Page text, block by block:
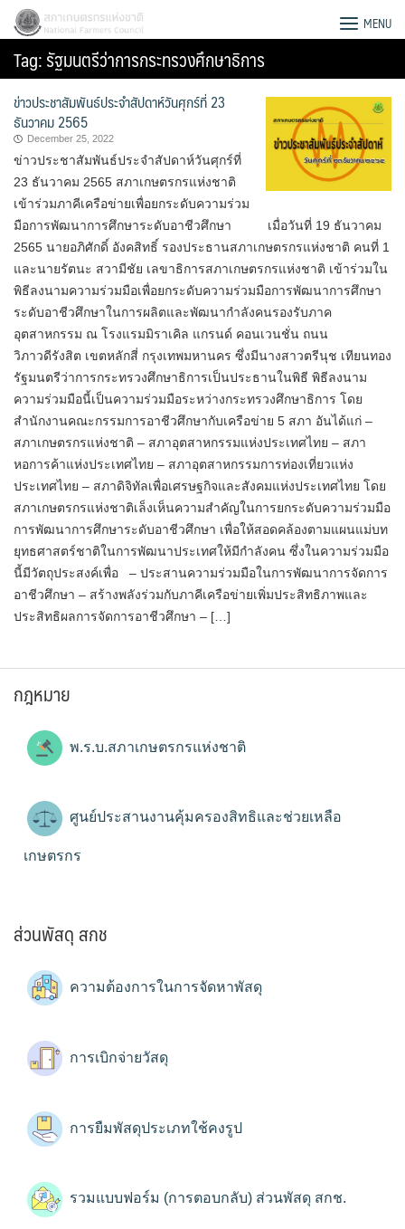
Skip
content
Search
for:
สภาเกษตรกรแห่งชาติ MENU
Tag:รัฐมนตรีว่าการกระทรวงศึกษาธิการ
ข่าวประชาสัมพันธ์ประจำสัปดาห์วันศุกร์ที่ 23
ธันวาคม 2565
December 25, 2022
ข่าวประชาสัมพันธ์ประจำสัปดาห์วันศุกร์ที่
23 ธันวาคม 2565 สภาเกษตรกรแห่งชาติ
เข้าร่วมภาคีเครือข่ายเพื่อยกระดับความร่วม
มือการพัฒนาการศึกษาระดับอาชีวศึกษา เมื่อวันที่ 19 ธันวาคม
2565 นายอภิศักดิ์ อังคสิทธิ์ รองประธานสภาเกษตรกรแห่งชาติ คนที่ 1
และนายรัตนะ สวามีชัย เลขาธิการสภาเกษตรกรแห่งชาติ เข้าร่วมใน
พิธีลงนามความร่วมมือเพื่อยกระดับความร่วมมือการพัฒนาการศึกษา
ระดับอาชีวศึกษาในการผลิตและพัฒนากำลังคนรองรับภาค
อุตสาหกรรม ณ โรงแรมมิราเคิล แกรนด์ คอนเวนชั่น ถนน
วิภาวดีรังสิต เขตหลักสี่ กรุงเทพมหานคร ซึ่งมีนางสาวตรีนุช เทียนทอง
รัฐมนตรีว่าการกระทรวงศึกษาธิการเป็นประธานในพิธี พิธีลงนาม
ความร่วมมือนี้เป็นความร่วมมือระหว่างกระทรวงศึกษาธิการ โดย
สำนักงานคณะกรรมการอาชีวศึกษากับเครือข่าย 5 สภา อันได้แก่ –
สภาเกษตรกรแห่งชาติ – สภาอุตสาหกรรมแห่งประเทศไทย – สภา
หอการค้าแห่งประเทศไทย – สภาอุตสาหกรรมการท่องเที่ยวแห่ง
ประเทศไทย – สภาดิจิทัลเพื่อเศรษฐกิจและสังคมแห่งประเทศไทย โดย
สภาเกษตรกรแห่งชาติเล็งเห็นความสำคัญในการยกระดับความร่วมมือ
การพัฒนาการศึกษาระดับอาชีวศึกษา เพื่อให้สอดคล้องตามแผนแม่บท
ยุทธศาสตร์ชาติในการพัฒนาประเทศให้มีกำลังคน ซึ่งในความร่วมมือ
นี้มีวัตถุประสงค์เพื่อ – ประสานความร่วมมือในการพัฒนาการจัดการ
อาชีวศึกษา – สร้างพลังร่วมกับภาคีเครือข่ายเพิ่มประสิทธิภาพและ
ประสิทธิผลการจัดการอาชีวศึกษา – […]
กฎหมาย
พ.ร.บ.สภาเกษตรกรแห่งชาติ
ศูนย์ประสานงานคุ้มครองสิทธิและช่วยเหลือ
เกษตรกร
ส่วนพัสดุ สกช
ความต้องการในการจัดหาพัสดุ
การเบิกจ่ายวัสดุ
การยืมพัสดุประเภทใช้คงรูป
รวมแบบฟอร์ม (การตอบกลับ) ส่วนพัสดุ สกช.